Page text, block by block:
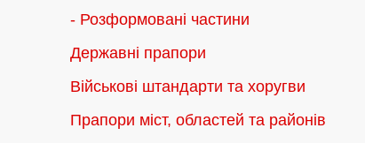
- Розформовані частини
Державні прапори
Військові штандарти та хоругви
Прапори міст, областей та районів